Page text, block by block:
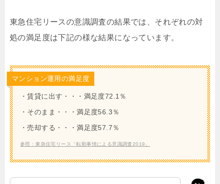
東急住宅リースの意識調査の結果では、それぞれの対
処の満足度は下記の様な結果になっています。
マンション運用の満足度
・賃貸に出す・・・満足度72.1％
・そのまま・・・満足度56.3％
・売却する・・・満足度57.7％
参照：東急住宅リース「転勤事情による意識調査2019」